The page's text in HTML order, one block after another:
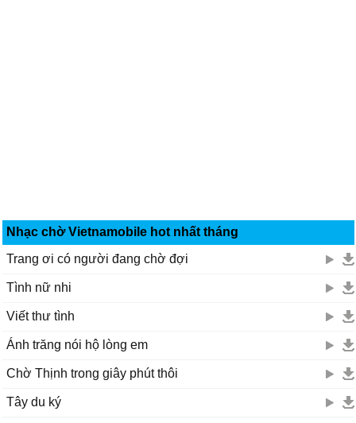
Nhạc chờ Vietnamobile hot nhất tháng
Trang ơi có người đang chờ đợi
Tình nữ nhi
Viết thư tình
Ánh trăng nói hộ lòng em
Chờ Thịnh trong giây phút thôi
Tây du ký